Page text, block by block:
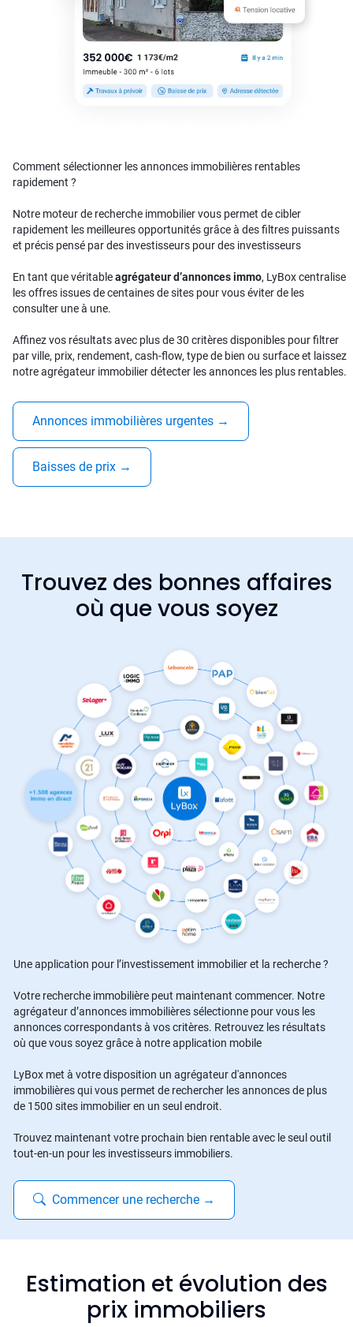
Comment sélectionner les annonces immobilières rentables
rapidement ?
Notre moteur de recherche immobilier vous permet de cibler
rapidement les meilleures opportunités grâce à des filtres puissants
et précis pensé par des investisseurs pour des investisseurs
En tant que véritableagrégateur d’annonces immo, LyBox centralise
les offres issues de centaines de sites pour vous éviter de les
consulter une à une.
Affinez vos résultats avec plus de 30 critères disponibles pour filtrer
par ville, prix, rendement, cash-flow, type de bien ou surface et laissez
notre agrégateur immobilier détecter les annonces les plus rentables.
Annonces immobilières urgentes →
Baisses de prix →
Trouvez des bonnes affaires
où que vous soyez
Une application pour l’investissement immobilier et la recherche ?
Votre recherche immobilière peut maintenant commencer. Notre
agrégateur d’annonces immobilières sélectionne pour vous les
annonces correspondants à vos critères. Retrouvez les résultats
où que vous soyez grâce à notre application mobile
LyBox met à votre disposition un agrégateur d'annonces
immobilières qui vous permet de rechercher les annonces de plus
de 1500 sites immobilier en un seul endroit.
Trouvez maintenant votre prochain bien rentable avec le seul outil
tout-en-un pour les investisseurs immobiliers.
Commencer une recherche →
Estimation et évolution des
prix immobiliers